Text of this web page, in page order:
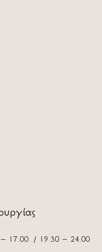
– 17.00 / 19.30 – 24.00